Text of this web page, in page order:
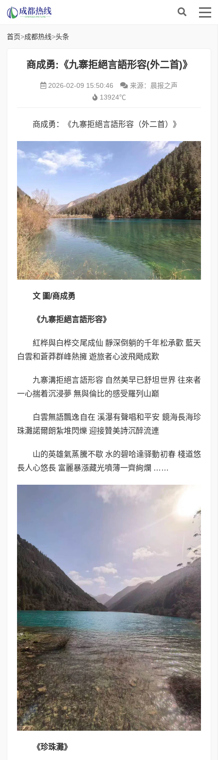
首页>成都热线>头条
商成勇:《九寨拒絕言語形容(外二首)》
2026-02-09 15:50:46
来源：晨报之声
13924℃
商成勇：《九寨拒絕言語形容（外二首）》
文 圖/商成勇
《九寨拒絕言語形容》
紅桦與白桦交尾成仙 靜深倒躺的千年松承歡 藍天
白雲和蒼莽群峰熱擁 遊旅者心波飛飏成歎
九寨溝拒絕言語形容 自然美早已舒坦世界 往來者
一心揣着沉浸夢 無與倫比的感受羅列山巅
白雲無語飄逸自在 溪瀑有聲唱和平安 鏡海長海珍
珠灘諾爾朗紮堆閃爍 迎接贊美詩沉醉流連
山的英雄氣蒸騰不歇 水的碧哈達驿動初春 棧道悠
長人心悠長 富麗暴漲藏光噴薄一齊絢爛 ……
《珍珠灘》